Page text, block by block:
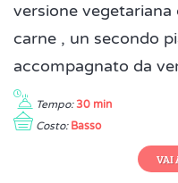
versione
carne , un secondo
accompagnato da
Tempo: 30 min
Costo: Basso
VAI